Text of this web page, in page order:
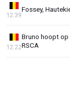
Fossey,
12:39
Bruno hoopt
RSCA
12:22